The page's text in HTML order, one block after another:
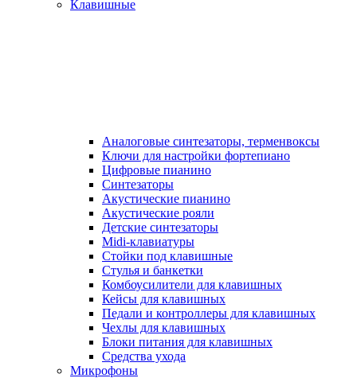
Клавишные
Аналоговые синтезаторы, терменвоксы
Ключи для настройки фортепиано
Цифровые пианино
Синтезаторы
Акустические пианино
Акустические рояли
Детские синтезаторы
Midi-клавиатуры
Стойки под клавишные
Стулья и банкетки
Комбоусилители для клавишных
Кейсы для клавишных
Педали и контроллеры для клавишных
Чехлы для клавишных
Блоки питания для клавишных
Средства ухода
Микрофоны